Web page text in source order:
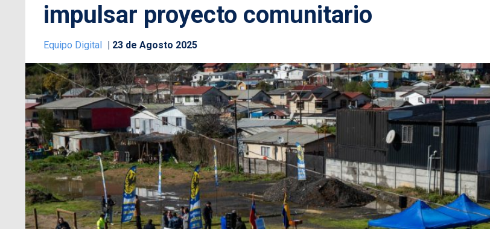
impulsar proyecto comunitario
Equipo Digital 23 de Agosto 2025